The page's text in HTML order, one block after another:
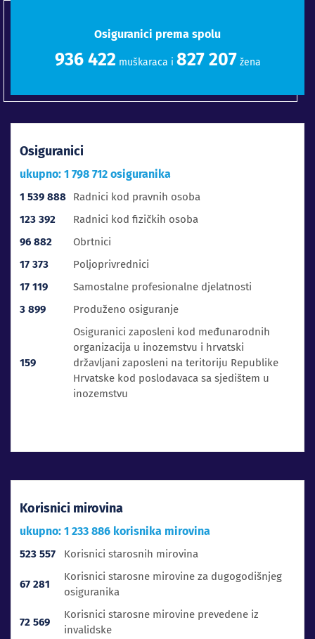
Osiguranici prema spolu
949 580muškaraca i 838 830žena
Osiguranici
ukupno: 1 798 712 osiguranika
1 539 888
Radnici kod pravnih osoba
123 392
Radnici kod fizičkih osoba
96 882
Obrtnici
17 373
Poljoprivrednici
17 119
Samostalne profesionalne djelatnosti
3 899
Produženo osiguranje
159
Osiguranici zaposleni kod međunarodnih
organizacija u inozemstvu i hrvatski
državljani zaposleni na teritoriju Republike
Hrvatske kod poslodavaca sa sjedištem u
inozemstvu
Korisnici mirovina
ukupno: 1 233 886 korisnika mirovina
523 557 Korisnici starosnih mirovina
67 281
Korisnici starosne mirovine za dugogodišnjeg
osiguranika
72 569
Korisnici starosne mirovine prevedene iz
invalidske